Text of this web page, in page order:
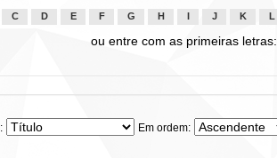
C D E F G H J K L
ou entre com as primeiras letras:
Em ordem: